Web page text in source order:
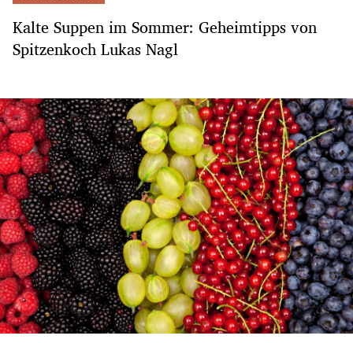
Kalte Suppen im Sommer: Geheimtipps von
Spitzenkoch Lukas Nagl